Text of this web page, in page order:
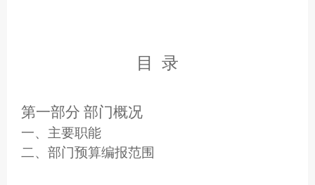
目 录
第一部分 部门概况
一、主要职能
二、部门预算编报范围